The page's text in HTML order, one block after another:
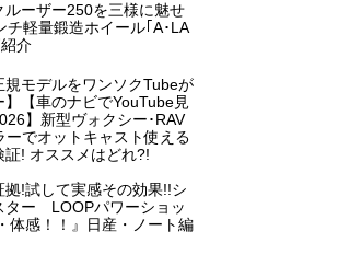
ルーザー250を三様に魅せ
チ軽量鍛造ホイール｢A･LA
介
規モデルをワンソクTubeが
】【車のナビでYouTube見
】新型ヴォクシー･RAV
ーでオットキャスト使える
証! オススメはどれ?!
拠!試して実感その効果!!シ
ター LOOPパワーショッ
体感！！』日産・ノート編